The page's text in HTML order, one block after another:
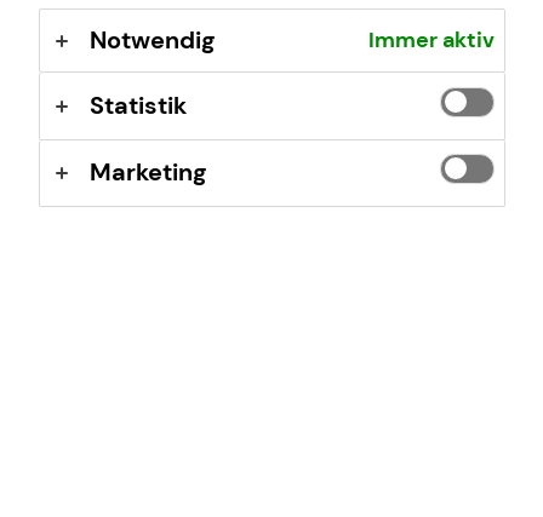
Prager Str. 136
04317 Leipzig
Registrierungsnummer: D-F-159-T9TT-46
Berufsbezeichnung: Finanzanlagenvermittler nach § 34f
Abs. 1 Satz 1 Nr. 1 GewO Bundesrepublik Deutschland
Berufsrechtliche Regelungen: § 34 f Gewerbeordnung
Notwendig Immer aktiv
Statistik
Marketing